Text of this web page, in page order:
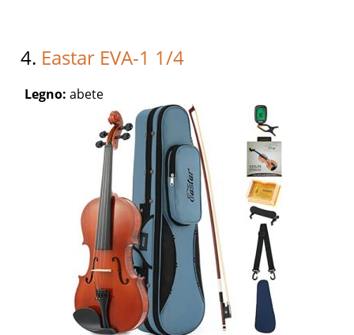
4. Eastar EVA-1 1/4
Legno:abete